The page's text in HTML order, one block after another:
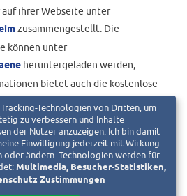
ihrer Webseite unter
zusammengestellt. Die
können unter
heruntergeladen werden,
bietet auch die kostenlose
Infopersonal ein, welches
zwischen Straßenbahn und
Technologien von Dritten, um
zu verbessern und Inhalte
der Nutzer anzuzeigen. Ich bin damit
Einwilligung jederzeit mit Wirkung
ändern. Technologien werden für
Multimedia, Besucher-Statistiken,
Zustimmungen